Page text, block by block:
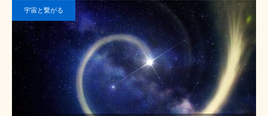
宇宙と繋がる